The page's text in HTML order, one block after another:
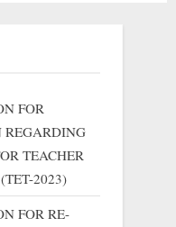
FOR
REGARDING
TEACHER
2023)
FOR RE-